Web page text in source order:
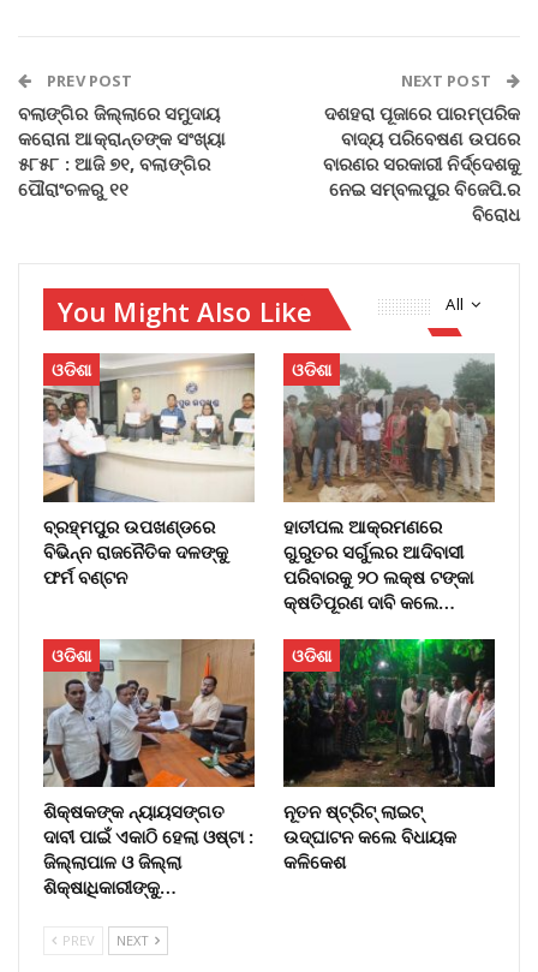
PREV POST
ବଲାଙ୍ଗିର ଜିଲ୍ଲାରେ ସମୁଦାୟ
କରୋନା ଆକ୍ରାନ୍ତଙ୍କ ସଂଖ୍ୟା
୫୮୫୮ : ଆଜି ୭୧, ବଲାଙ୍ଗିର
ପୌରାଂଚଳରୁ ୧୧
NEXT POST
ଦଶହରା ପୂଜାରେ ପାରମ୍ପରିକ
ବାଦ୍ୟ ପରିବେଷଣ ଉପରେ
ବାରଣର ସରକାରୀ ନିର୍ଦ୍ଦେଶକୁ
ନେଇ ସମ୍ବଲପୁର ବିଜେପି.ର
ବିରୋଧ
All
You Might Also Like
ଓଡିଶା
ବ୍ରହ୍ମପୁର ଉପଖଣ୍ଡରେ
ବିଭିନ୍ନ ରାଜନୈତିକ ଦଳଙ୍କୁ
ଫର୍ମ ବଣ୍ଟନ
ଓଡିଶା
ହାତୀପଲ ଆକ୍ରମଣରେ
ଗୁରୁତର ସର୍ଗୁଲର ଆଦିବାସୀ
ପରିବାରକୁ ୨୦ ଲକ୍ଷ ଟଙ୍କା
କ୍ଷତିପୂରଣ ଦାବି କଲେ…
ଓଡିଶା
ଶିକ୍ଷକଙ୍କ ନ୍ୟାୟସଙ୍ଗତ
ଦାବୀ ପାଇଁ ଏକାଠି ହେଲା ଓଷ୍ଟା :
ଜିଲ୍ଲାପାଳ ଓ ଜିଲ୍ଲା
ଶିକ୍ଷାଧିକାରୀଙ୍କୁ…
ଓଡିଶା
ନୂତନ ଷ୍ଟ୍ରିଟ୍ ଲାଇଟ୍‌
ଉଦ୍‌ଘାଟନ କଲେ ବିଧାୟକ
କଳିକେଶ
PREV NEXT